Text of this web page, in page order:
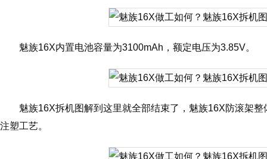
魅族16X内置电池容量为3100mAh，额定电压为3.85V。
魅族16X拆机图解到这里就全部结束了，魅族16X防滚架
注塑工艺。